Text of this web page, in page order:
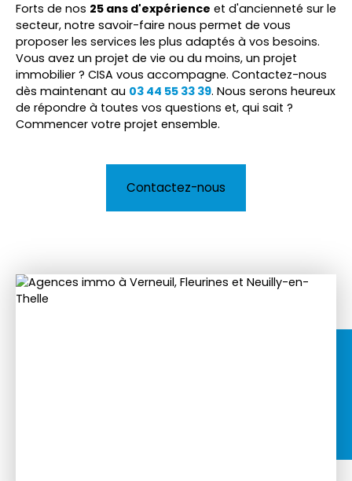
Forts de nos 25 ans d'expérience et d'ancienneté sur le
secteur, notre savoir-faire nous permet de vous
proposer les services les plus adaptés à vos besoins.
Vous avez un projet de vie ou du moins, un projet
immobilier ? CISA vous accompagne. Contactez-nous
dès maintenant au 03 44 55 33 39. Nous serons heureux
de répondre à toutes vos questions et, qui sait ?
Commencer votre projet ensemble.
Contactez-nous